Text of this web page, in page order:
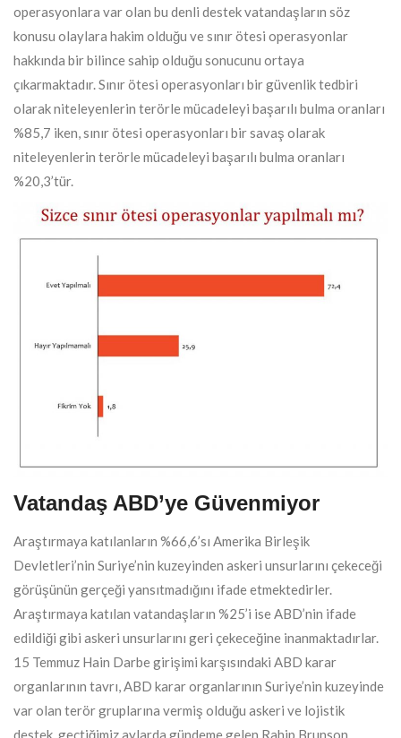
operasyonlara var olan bu denli destek vatandaşların söz
konusu olaylara hakim olduğu ve sınır ötesi operasyonlar
hakkında bir bilince sahip olduğu sonucunu ortaya
çıkarmaktadır. Sınır ötesi operasyonları bir güvenlik tedbiri
olarak niteleyenlerin terörle mücadeleyi başarılı bulma oranları
%85,7 iken, sınır ötesi operasyonları bir savaş olarak
niteleyenlerin terörle mücadeleyi başarılı bulma oranları
%20,3’tür.
Vatandaş ABD’ye Güvenmiyor
Araştırmaya katılanların %66,6’sı Amerika Birleşik
Devletleri’nin Suriye’nin kuzeyinden askeri unsurlarını çekeceği
görüşünün gerçeği yansıtmadığını ifade etmektedirler.
Araştırmaya katılan vatandaşların %25’i ise ABD’nin ifade
edildiği gibi askeri unsurlarını geri çekeceğine inanmaktadırlar.
15 Temmuz Hain Darbe girişimi karşısındaki ABD karar
organlarının tavrı, ABD karar organlarının Suriye’nin kuzeyinde
var olan terör gruplarına vermiş olduğu askeri ve lojistik
destek, geçtiğimiz aylarda gündeme gelen Rahip Brunson